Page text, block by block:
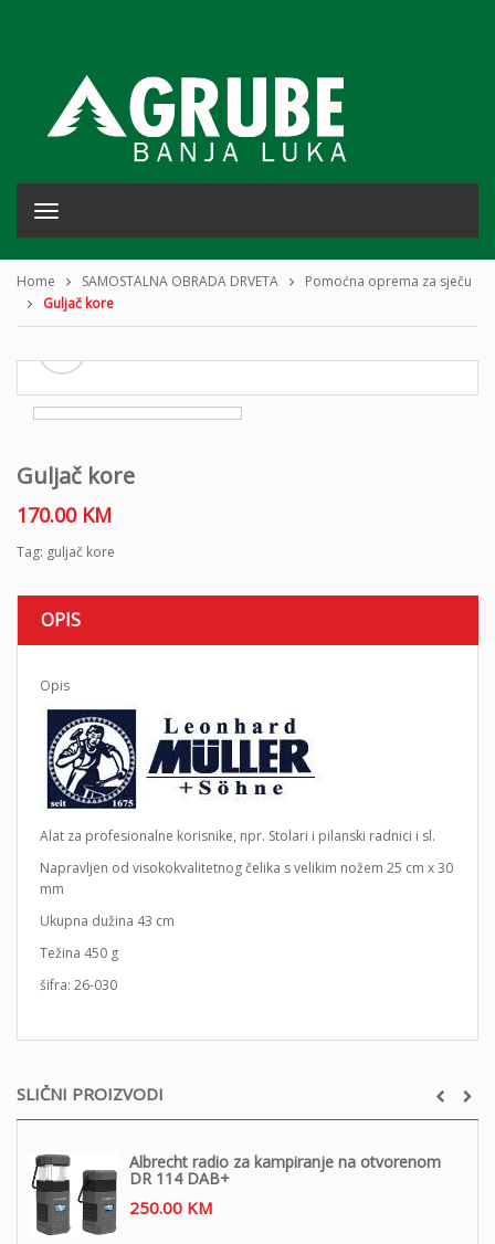
T
o
g
l
a
i
g
i
o
n
Home SAMOSTALNA OBRADA DRVETA
Pomoćna oprema za sječu
Guljač kore
SLIČNI PROIZVODI
Albrecht radio za kampiranje na otvorenom
DR 114 DAB+
250.00 KM
Guljač kore
170.00 KM
Tag: guljač kore
OPIS
Opis
Alat za profesionalne korisnike, npr. Stolari i pilanski radnici i sl.
Napravljen od visokokvalitetnog čelika s velikim nožem 25 cm x 30
mm
Ukupna dužina 43 cm
Težina 450 g
šifra: 26-030